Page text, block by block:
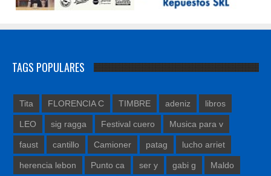
TAGS POPULARES
Tita FLORENCIA C TIMBRE adeniz libros
LEO sig ragga Festival cuero Musica para v
faust cantillo Camioner patag lucho arriet
herencia lebon Punto ca ser y gabi g Maldo